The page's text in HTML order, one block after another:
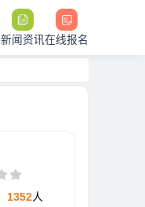
新闻资讯在线报名
1352人